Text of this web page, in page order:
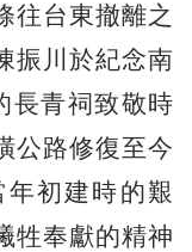
往台東撤離之
振川於紀念南
長青祠致敬時
公路修復至今
初建時的艱
牲奉獻的精神